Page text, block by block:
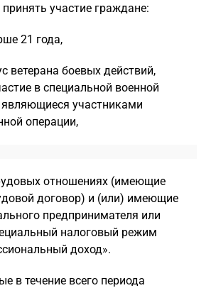
участие граждане:
21 года,
ветерана боевых действий,
в специальной военной
участниками
операции,
отношениях (имеющие
договор) и (или) имеющие
предпринимателя или
налоговый режим
доход».
в течение всего периода